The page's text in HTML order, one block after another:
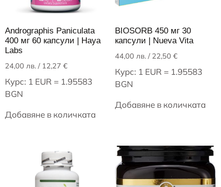
Andrographis Paniculata
400 мг 60 капсули | Haya
Labs
24,00 лв. / 12,27 €
Курс: 1 EUR = 1.95583
BGN
Добавяне в количката
BIOSORB 450 мг 30
капсули | Nueva Vita
44,00 лв./ 22,50 €
Курс: 1 EUR = 1.95583
BGN
Добавяне в количката